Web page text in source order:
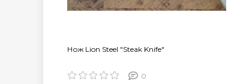
Нож Lion Steel "Steak Knife"
0